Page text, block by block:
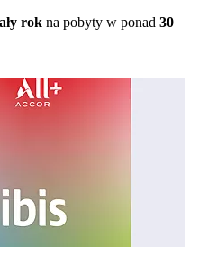
rok na pobyty w ponad 30